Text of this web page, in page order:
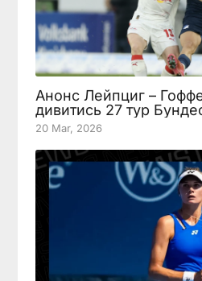
Анонс Лейпциг –
дивитись 27 тур
20 Mar, 2026